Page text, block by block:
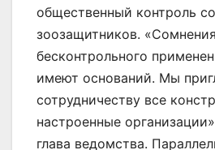
общественный контроль
зоозащитников.
бесконтрольного
имеют оснований. Мы
сотрудничеству все
настроенные
глава ведомства.